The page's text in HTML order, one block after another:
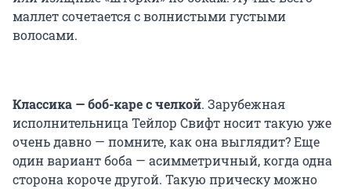
маллет сочетается с волнистыми густыми
волосами.
Классика — боб-каре с челкой. Зарубежная
исполнительница Тейлор Свифт носит такую уже
очень давно — помните, как она выглядит? Еще
один вариант боба — асимметричный, когда одна
сторона короче другой. Такую прическу можно